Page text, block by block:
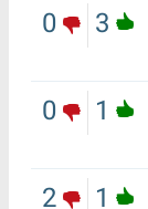
3
0
1
0
1
2